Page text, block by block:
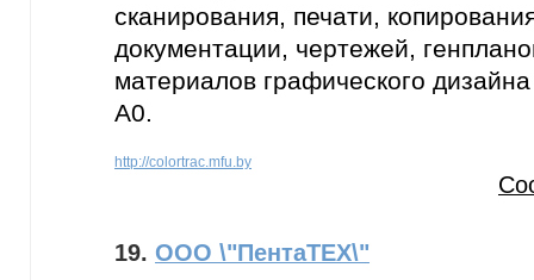
сканирования, печати,
документации, чертежей,
материалов графического
А0.
http://colortrac.mfu.by
19. ООО \"ПентаТЕХ\"